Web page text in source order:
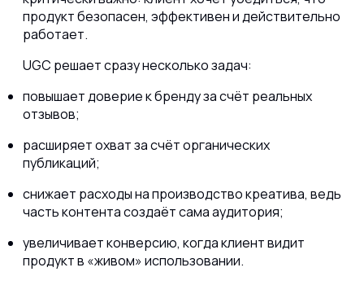
продукт безопасен, эффективен и действительно
работает.
UGC решает сразу несколько задач:
повышает доверие к бренду за счёт реальных
отзывов;
расширяет охват за счёт органических
публикаций;
снижает расходы на производство креатива, ведь
часть контента создаёт сама аудитория;
увеличивает конверсию, когда клиент видит
продукт в «живом» использовании.